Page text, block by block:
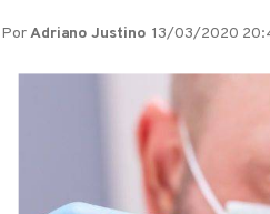
Por Adriano Justino 13/03/2020